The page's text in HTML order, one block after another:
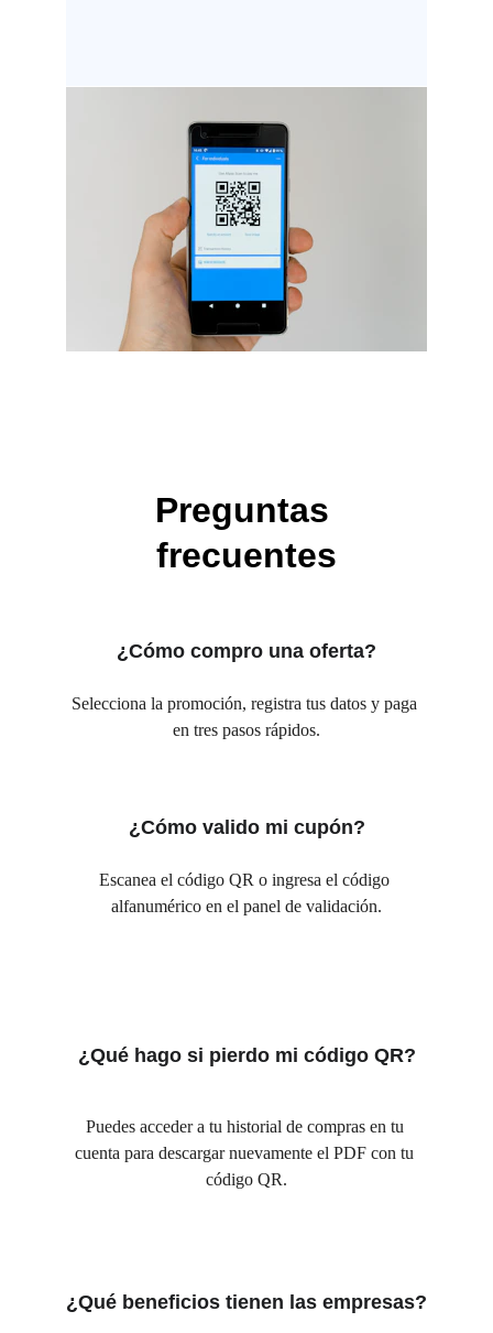
Preguntas
frecuentes
¿Cómo compro una oferta?
Selecciona la promoción, registra tus datos y paga
en tres pasos rápidos.
¿Cómo valido mi cupón?
Escanea el código QR o ingresa el código
alfanumérico en el panel de validación.
¿Qué hago si pierdo mi código QR?
Puedes acceder a tu historial de compras en tu
cuenta para descargar nuevamente el PDF con tu
código QR.
¿Qué beneficios tienen las empresas?